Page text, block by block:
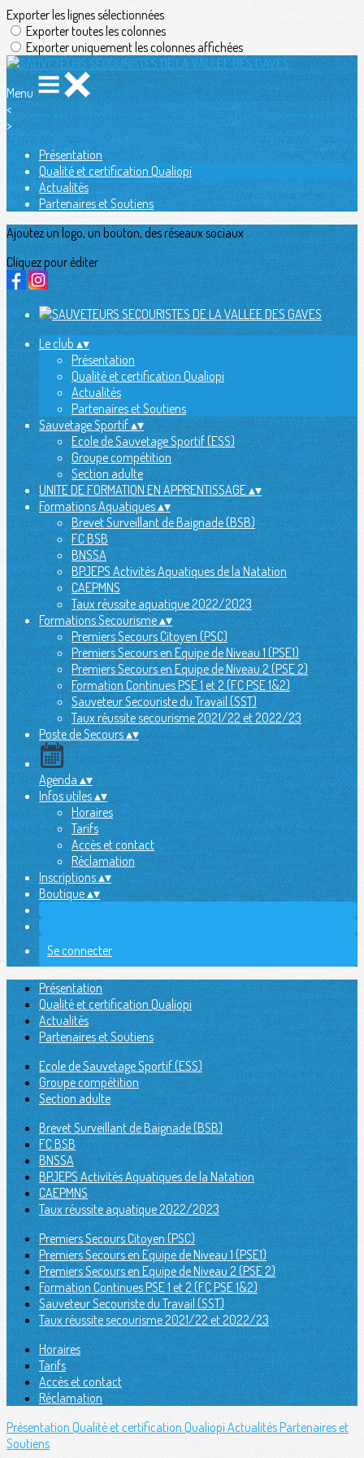
Exporter les lignes sélectionnées
Exporter toutes les colonnes
Exporter uniquement les colonnes affichées
Menu
<
>
Présentation
Qualité et certification Qualiopi
Actualités
Partenaires et Soutiens
Ajoutez un logo, un bouton, des réseaux sociaux
Cliquez pour éditer
Le club ▴▾
Présentation
Qualité et certification Qualiopi
Actualités
Partenaires et Soutiens
Sauvetage Sportif▴▾
Ecole de Sauvetage Sportif (ESS)
Groupe compétition
Section adulte
UNITE DE FORMATION EN APPRENTISSAGE▴▾
Formations Aquatiques▴▾
Brevet Surveillant de Baignade (BSB)
FC BSB
BNSSA
BPJEPS Activités Aquatiques de la Natation
CAEPMNS
Taux réussite aquatique 2022/2023
Formations Secourisme▴▾
Premiers Secours Citoyen (PSC)
Premiers Secours en Equipe de Niveau 1 (PSE1)
Premiers Secours en Equipe de Niveau 2 (PSE 2)
Formation Continues PSE 1 et 2 (FC PSE 1&2)
Sauveteur Secouriste du Travail (SST)
Taux réussite secourisme 2021/22 et 2022/23
Poste de Secours▴▾
Agenda▴▾
Infos utiles▴▾
Horaires
Tarifs
Accès et contact
Réclamation
Inscriptions▴▾
Boutique▴▾
Se connecter
Présentation
Qualité et certification Qualiopi
Actualités
Partenaires et Soutiens
Ecole de Sauvetage Sportif (ESS)
Groupe compétition
Section adulte
Brevet Surveillant de Baignade (BSB)
FC BSB
BNSSA
BPJEPS Activités Aquatiques de la Natation
CAEPMNS
Taux réussite aquatique 2022/2023
Premiers Secours Citoyen (PSC)
Premiers Secours en Equipe de Niveau 1 (PSE1)
Premiers Secours en Equipe de Niveau 2 (PSE 2)
Formation Continues PSE 1 et 2 (FC PSE 1&2)
Sauveteur Secouriste du Travail (SST)
Taux réussite secourisme 2021/22 et 2022/23
Horaires
Tarifs
Accès et contact
Réclamation
Présentation Qualité et certification Qualiopi ActualitésPartenaires et
Soutiens